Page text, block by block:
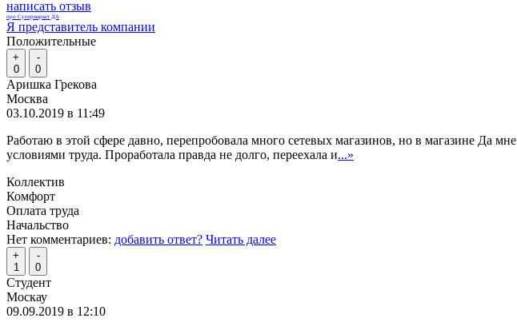
написать отзыв
про Супермаркет ДА
Я представитель компании
Положительные
+
0
-
0
Аришка Грекова
Москва
03.10.2019 в 11:49
Работаю в этой сфере давно, перепробовала много сетевых магазинов, но в магазине Да
условиями труда. Проработала правда не долго, переехала и...»
Коллектив
Комфорт
Оплата труда
Начальство
Нет комментариев: добавить ответ? Читать далее
+
1
-
0
Студент
Москау
09.09.2019 в 12:10